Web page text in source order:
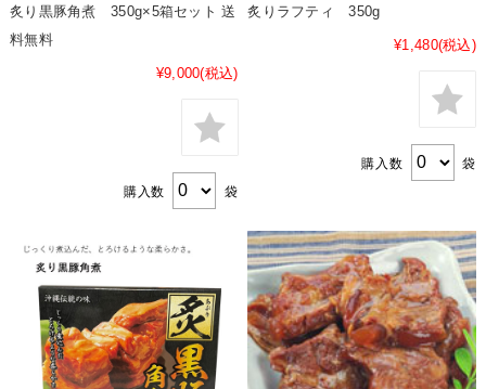
炙り黒豚角煮 350g×5箱セット 送
料無料
¥9,000(税込)
購入数 袋
炙りラフティ 350g
¥1,480(税込)
購入数 袋